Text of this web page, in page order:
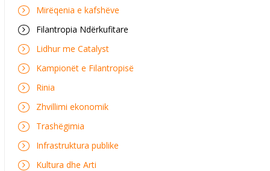
Mirëqenia e kafshëve
Filantropia Ndërkufitare
Lidhur me Catalyst
Kampionët e Filantropisë
Rinia
Zhvillimi ekonomik
Trashëgimia
Infrastruktura publike
Kultura dhe Arti